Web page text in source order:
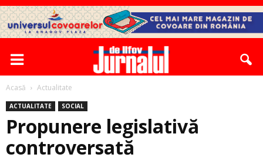
Acasă Actualitate
ACTUALITATE SOCIAL
Propunere legislativă
controversată